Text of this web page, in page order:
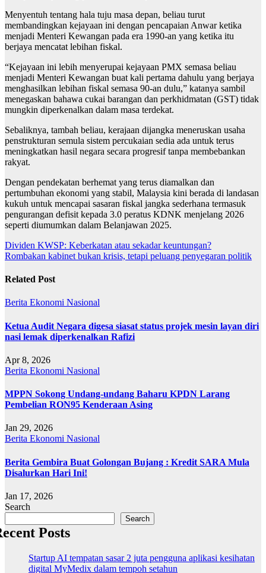
Menyentuh tentang hala tuju masa depan, beliau turut
membandingkan kejayaan ini dengan pencapaian Anwar ketika
menjadi Menteri Kewangan pada era 1990-an yang ketika itu
berjaya mencatat lebihan fiskal.
“Kejayaan ini lebih menyerupai kejayaan PMX semasa beliau
menjadi Menteri Kewangan buat kali pertama dahulu yang berjaya
menghasilkan lebihan fiskal semasa 90-an dulu,” katanya sambil
menegaskan bahawa cukai barangan dan perkhidmatan (GST) tidak
mungkin diperkenalkan dalam masa terdekat.
Sebaliknya, tambah beliau, kerajaan dijangka meneruskan usaha
penstrukturan semula sistem percukaian sedia ada untuk terus
meningkatkan hasil negara secara progresif tanpa membebankan
rakyat.
Dengan pendekatan berhemat yang terus diamalkan dan
pertumbuhan ekonomi yang stabil, Malaysia kini berada di landasan
kukuh untuk mencapai sasaran fiskal jangka sederhana termasuk
pengurangan defisit kepada 3.0 peratus KDNK menjelang 2026
seperti diumumkan dalam Belanjawan 2025.
Post
navigation
Dividen KWSP: Keberkatan atau sekadar keuntungan?
Rombakan kabinet bukan krisis, tetapi peluang penyegaran politik
Related Post
Berita Ekonomi Nasional
Ketua Audit Negara digesa siasat status projek mesin layan diri
nasi lemak diperkenalkan Rafizi
Apr 8, 2026
Berita Ekonomi Nasional
MPPN Sokong Undang-undang Baharu KPDN Larang
Pembelian RON95 Kenderaan Asing
Jan 29, 2026
Berita Ekonomi Nasional
Berita Gembira Buat Golongan Bujang : Kredit SARA Mula
Disalurkan Hari Ini!
Jan 17, 2026
Search
Search
Posts
Startup AI tempatan sasar 2 juta pengguna aplikasi kesihatan
digital MyMedix dalam tempoh setahun